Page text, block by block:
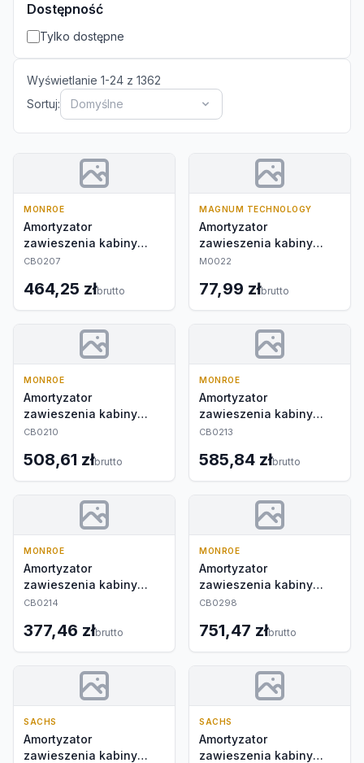
Dostępność
Tylko dostępne
Wyświetlanie 1-24 z 1362
Sortuj:
Domyślne
MONROE
Amortyzator
zawieszenia kabiny
kierowcy
CB0207
464,25 złbrutto
MAGNUM TECHNOLOGY
Amortyzator
zawieszenia kabiny
kierowcy
M0022
77,99 złbrutto
MONROE
Amortyzator
zawieszenia kabiny
kierowcy
CB0210
508,61 złbrutto
MONROE
Amortyzator
zawieszenia kabiny
kierowcy
CB0213
585,84 złbrutto
MONROE
Amortyzator
zawieszenia kabiny
kierowcy
CB0214
377,46 złbrutto
MONROE
Amortyzator
zawieszenia kabiny
kierowcy
CB0298
751,47 złbrutto
SACHS
Amortyzator
zawieszenia kabiny
SACHS
Amortyzator
zawieszenia kabiny